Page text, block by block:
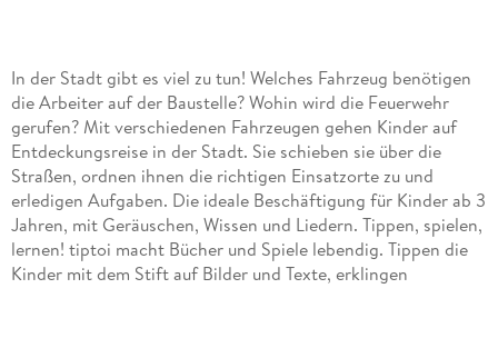
In der Stadt gibt es viel zu tun! Welches Fahrzeug benötigen
die Arbeiter auf der Baustelle? Wohin wird die Feuerwehr
gerufen? Mit verschiedenen Fahrzeugen gehen Kinder auf
Entdeckungsreise in der Stadt. Sie schieben sie über die
Straßen, ordnen ihnen die richtigen Einsatzorte zu und
erledigen Aufgaben. Die ideale Beschäftigung für Kinder ab 3
Jahren, mit Geräuschen, Wissen und Liedern. Tippen, spielen,
lernen! tiptoi macht Bücher und Spiele lebendig. Tippen die
Kinder mit dem Stift auf Bilder und Texte, erklingen